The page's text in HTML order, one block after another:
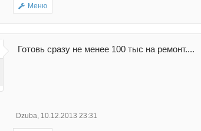
Меню
Готовь сразу не менее 100 тыс на ремонт....
Dzuba, 10.12.2013 23:31